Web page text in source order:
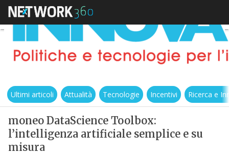
Ultimi articoli Attualità Tecnologie Incentivi Ricerca e
moneo DataScience Toolbox:
l’intelligenza artificiale semplice e su
misura